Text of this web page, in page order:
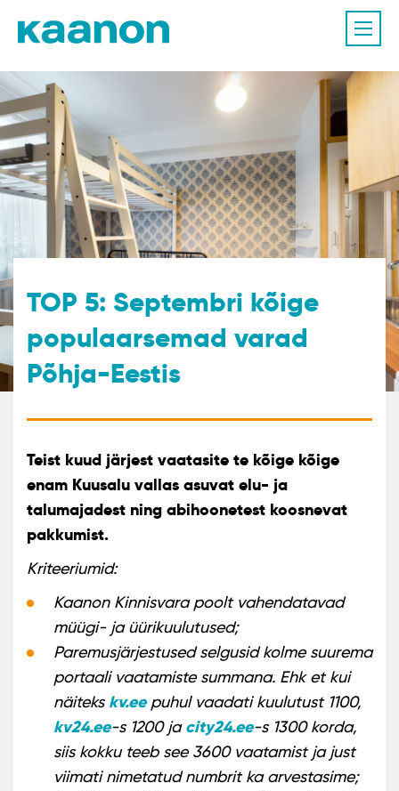
TOP 5: Septembri kõige
populaarsemad varad
Põhja-Eestis
Teist kuud järjest vaatasite te kõige kõige
enam Kuusalu vallas asuvat elu- ja
talumajadest ning abihoonetest koosnevat
pakkumist.
Kriteeriumid:
Kaanon Kinnisvara poolt vahendatavad
müügi- ja üürikuulutused;
Paremusjärjestused selgusid kolme suurema
portaali vaatamiste summana. Ehk et kui
näiteks kv.eepuhul vaadati kuulutust 1100,
kv24.ee-s 1200 jacity24.ee-s 1300 korda,
siis kokku teeb see 3600 vaatamist ja just
viimati nimetatud numbrit ka arvestasime;